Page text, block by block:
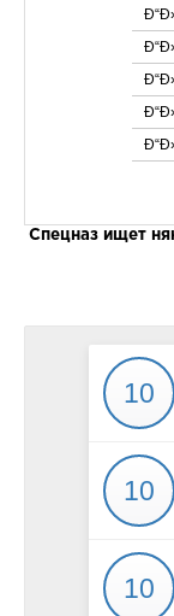
Спецназ ищет